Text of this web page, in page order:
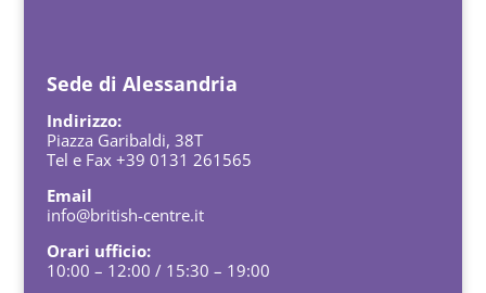
Sede di Alessandria
Indirizzo:
Piazza Garibaldi, 38T
Tel e Fax +39 0131 261565
Email
info@british-centre.it
Orari ufficio:
10:00 – 12:00 / 15:30 – 19:00